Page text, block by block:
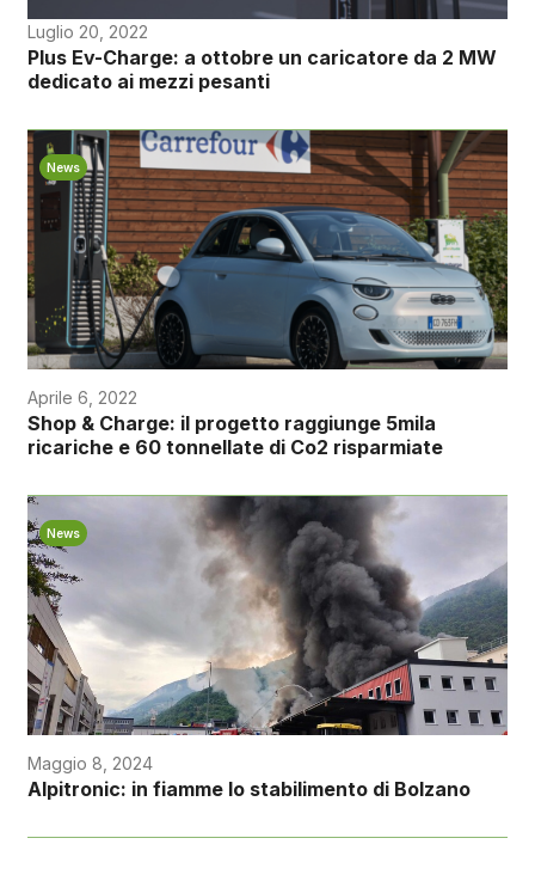
Luglio 20, 2022
Plus Ev-Charge: a ottobre un caricatore da 2 MW
dedicato ai mezzi pesanti
News
Aprile 6, 2022
Shop & Charge: il progetto raggiunge 5mila
ricariche e 60 tonnellate di Co2 risparmiate
News
Maggio 8, 2024
Alpitronic: in fiamme lo stabilimento di Bolzano